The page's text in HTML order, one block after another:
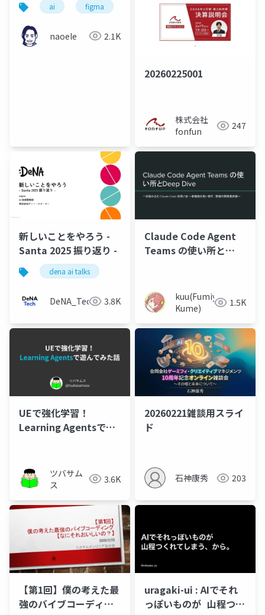
ザイン設計の実例 -
ai figma android ios flutter
naoele 2.1K
20260225001
株式会社
fonfun
247
新しいことをやろう -
Santa 2025 振り返り -
dena ai talks
DeNA_Tech 3.8K
Claude Code Agent
Teams の使い所と
kuu(Fumiya
Kume)
1.5K
UEで強化学習！
Learning Agentsで遊
Hiroshima #3）
ツバサム
ス
3.6K
20260221雑談用スライ
ド
石神康秀 203
【第1回】僕の考えた最
強のバイブコーディン
uragaki-ui : AIでそれ
っぽいものが 山程つく